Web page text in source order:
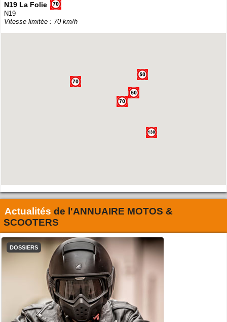
N19 La Folie
N19
Vitesse limitée : 70 km/h
Actualités de l'ANNUAIRE MOTOS &
SCOOTERS
DOSSIERS